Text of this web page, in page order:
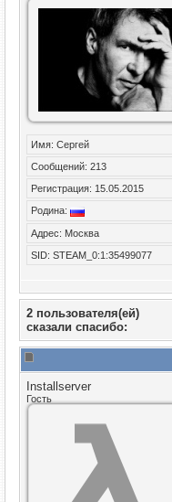
Имя: Сергей
Сообщений: 213
Регистрация: 15.05.2015
Родина:
Адрес: Москва
SID: STEAM_0:1:35499077
2 пользователя(ей)
сказали cпасибо:
Installserver
Гость